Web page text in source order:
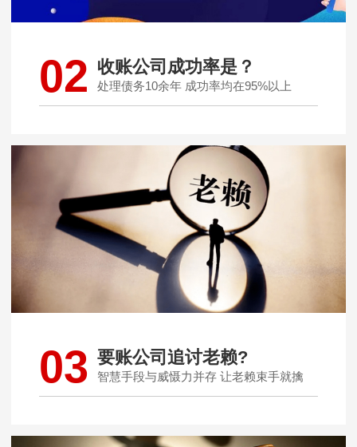
02 收账公司成功率是？
处理债务10余年 成功率均在95%以上
03 要账公司追讨老赖?
智慧手段与威慑力并存 让老赖束手就擒